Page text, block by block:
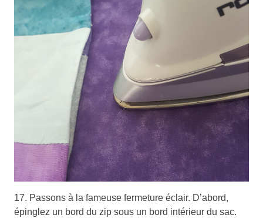
17. Passons à la fameuse fermeture éclair. D’abord,
épinglez un bord du zip sous un bord intérieur du sac.